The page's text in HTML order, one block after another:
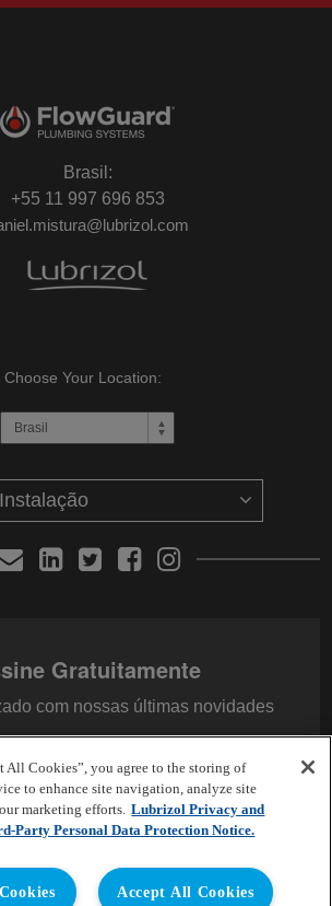
Brasil:
+55 11 997 696 853
Choose Your Location:
Gratuitamente
com nossas últimas novidades
Cookies”, you agree to the storing of
to enhance site navigation, analyze site
marketing efforts. Lubrizol Privacy and
Party Personal Data Protection Notice.
Accept All Cookies